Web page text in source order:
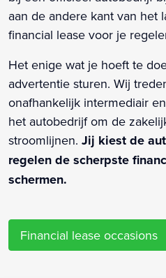
aan de andere kant van het
financial lease voor je
Het enige wat je hoeft te
advertentie sturen. Wij
onafhankelijk intermediair
het autobedrijf om de
stroomlijnen. Jij kiest de
regelen de scherpste
schermen.
Financial lease occasions